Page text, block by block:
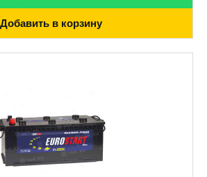
Добавить в корзину